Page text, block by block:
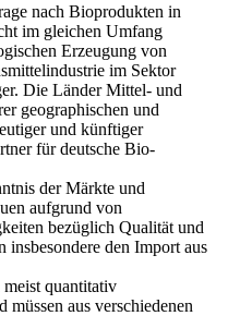
nach Bioprodukten in
im gleichen Umfang
Erzeugung von
im Sektor
Die Länder Mittel- und
geographischen und
und künftiger
für deutsche Bio-
der Märkte und
aufgrund von
bezüglich Qualität und
den Import aus
quantitativ
aus verschiedenen